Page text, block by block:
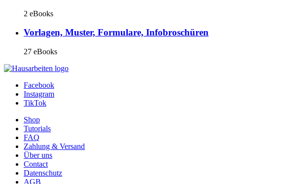
2 eBooks
Vorlagen, Muster, Formulare, Infobroschüren
27 eBooks
Facebook
Instagram
TikTok
Shop
Tutorials
FAQ
Zahlung & Versand
Über uns
Contact
Datenschutz
AGB